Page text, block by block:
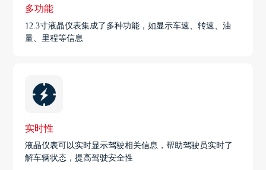
多功能
12.3寸液晶仪表集成了多种功能，如显示车速、转速、油
量、里程等信息
实时性
液晶仪表可以实时显示驾驶相关信息，帮助驾驶员实时了
解车辆状态，提高驾驶安全性